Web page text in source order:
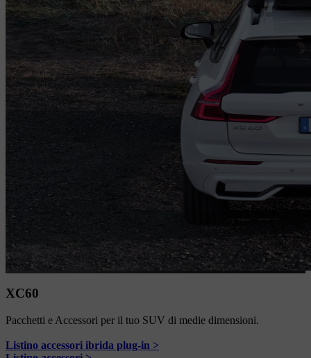
XC60
Pacchetti e Accessori per il tuo SUV di medie dimensioni.
Listino accessori ibrida plug-in >